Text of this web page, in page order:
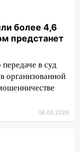
7
и
дом и
более 4,6
предстанет
передаче в суд
организованной
06.08.2026